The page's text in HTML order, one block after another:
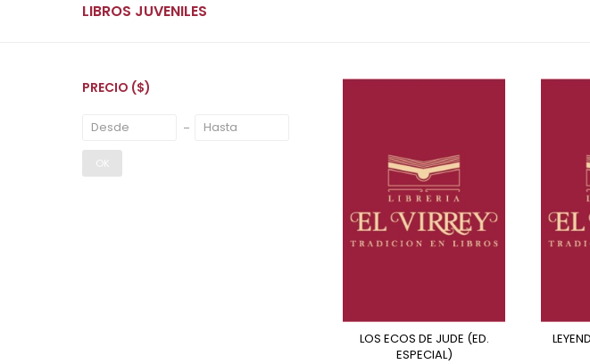
LIBROS JUVENILES
LOS ECOS DE JUDE (ED.
ESPECIAL)
LEYENDA DE LA SERPIENTE
PRECIO ($)
OK